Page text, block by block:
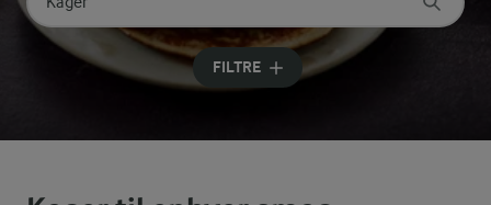
Søg på kategori
Indtast søgeord for at søge
FILTRE